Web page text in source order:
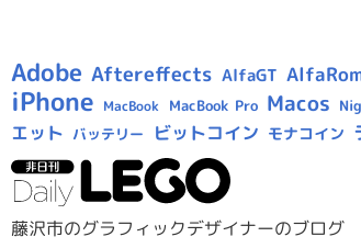
Adobe Aftereffects AlfaGT
iPhone MacBook MacBook Pro Macos
エット バッテリー ビットコイン モナコイン
藤沢市のグラフィックデザイナーのブログ